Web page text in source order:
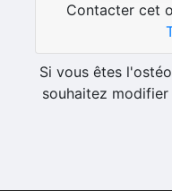
Contacter cet
Si vous êtes
souhaitez